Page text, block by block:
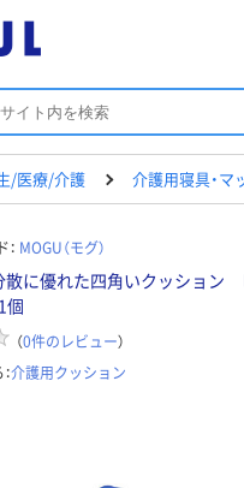
/医療/介護 介護用寝具・マ
MOGU（モグ）
に優れた四角いクッション
（0件のレビュー）
介護用クッション